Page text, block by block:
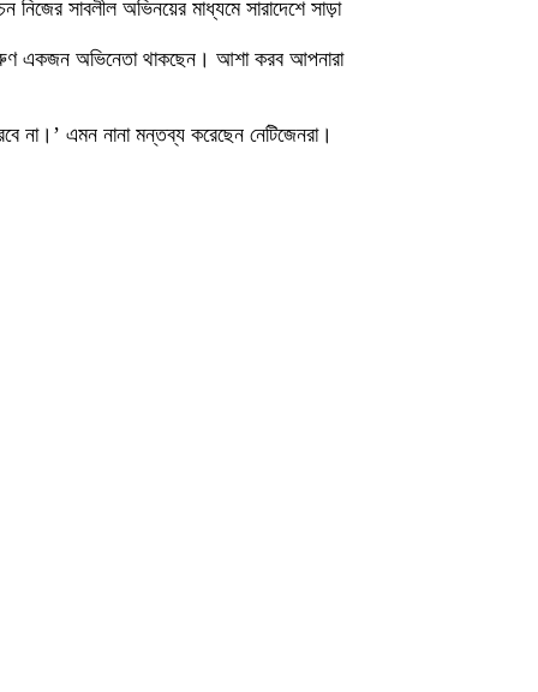
সাবলীল অভিনয়ের মাধ্যমে সারাদেশে সাড়া
একজন অভিনেতা থাকছেন। আশা করব আপনারা
এমন নানা মন্তব্য করেছেন নেটিজেনরা।